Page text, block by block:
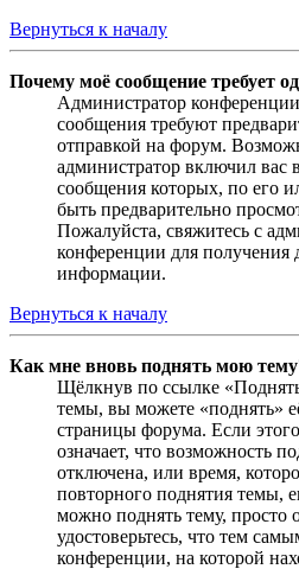
Вернуться к началу
Почему моё сообщение требует
Администратор
сообщения требуют
отправкой на форум.
администратор включил вас
сообщения которых, по его
быть предварительно
Пожалуйста, свяжитесь с
конференции для получения
информации.
Вернуться к началу
Как мне вновь поднять мою
Щёлкнув по ссылке
темы, вы можете «поднять»
страницы форума. Если
означает, что возможность
отключена, или время,
повторного поднятия темы,
можно поднять тему, просто
удостоверьтесь, что тем
конференции, на которой